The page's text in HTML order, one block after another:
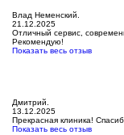
Влад Неменский.
21.12.2025
Отличный сервис,
Рекомендую!
Показать весь отзыв
Дмитрий.
13.12.2025
Прекрасная клиника!
Показать весь отзыв